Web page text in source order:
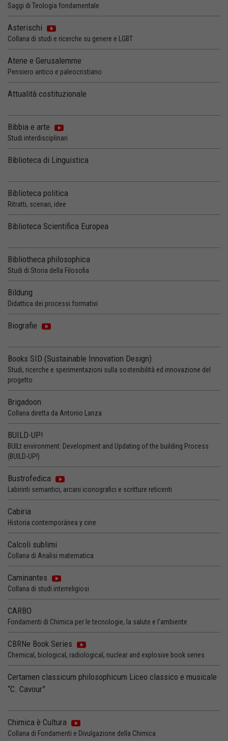
Saggi di Teologia fondamentale
Asterischi
Collana di studi e ricerche su genere e LGBT
Atene e Gerusalemme
Pensiero antico e paleocristiano
Attualità costituzionale
Bibbia e arte
Studi interdisciplinari
Biblioteca di Linguistica
Biblioteca politica
Ritratti, scenari, idee
Biblioteca Scientifica Europea
Bibliotheca philosophica
Studi di Storia della Filosofia
Bildung
Didattica dei processi formativi
Biografie
Books SID (Sustainable Innovation Design)
Studi, ricerche e sperimentazioni sulla sostenibilità ed innovazione del
progetto
Brigadoon
Collana diretta da Antonio Lanza
BUILD-UP!
BUILt environment: Development and Updating of the building Process
(BUILD-UP!)
Bustrofedica
Labirinti semantici, arcani iconografici e scritture reticenti
Cabiria
Historia contemporánea y cine
Calcoli sublimi
Collana di Analisi matematica
Caminantes
Collana di studi interreligiosi
CARBO
Fondamenti di Chimica per le tecnologie, la salute e l’ambiente
CBRNe Book Series
Chemical, biological, radiological, nuclear and explosive book series
Certamen classicum philosophicum Liceo classico e musicale
“C. Cavour”
Chimica è Cultura
Collana di Fondamenti e Divulgazione della Chimica